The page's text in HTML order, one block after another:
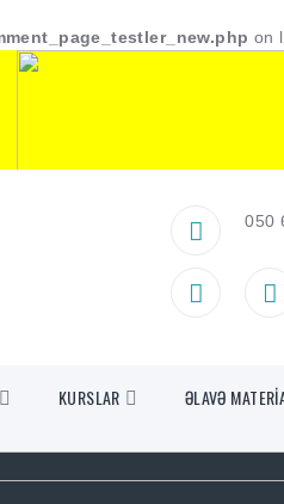
on
050
KURSLAR ƏLAVƏ